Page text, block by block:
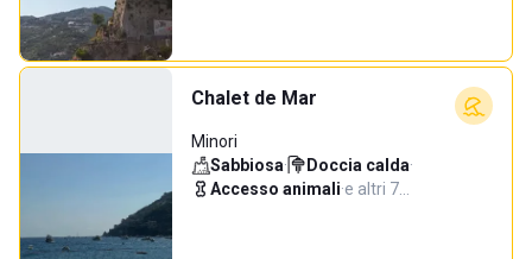
Chalet de Mar
Minori
Sabbiosa· Doccia calda·
Accesso animali·e altri 7…